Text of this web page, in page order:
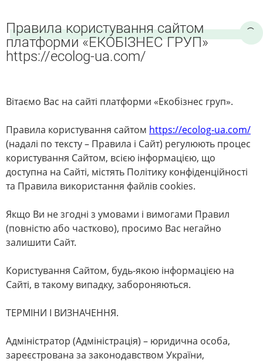
Правила користування сайтом
платформи «ЕКОБІЗНЕС ГРУП»
https://ecolog-ua.com/
Вітаємо Вас на сайті платформи «Екобізнес груп».
Правила користування сайтом https://ecolog-ua.com/
(надалі по тексту – Правила і Сайт) регулюють процес
користування Сайтом, всією інформацією, що
доступна на Сайті, містять Політику конфіденційності
та Правила використання файлів cookies.
Якщо Ви не згодні з умовами і вимогами Правил
(повністю або частково), просимо Вас негайно
залишити Сайт.
Користування Сайтом, будь-якою інформацією на
Сайті, в такому випадку, забороняються.
ТЕРМІНИ І ВИЗНАЧЕННЯ.
Адміністратор (Адміністрація) – юридична особа,
зареєстрована за законодавством України,